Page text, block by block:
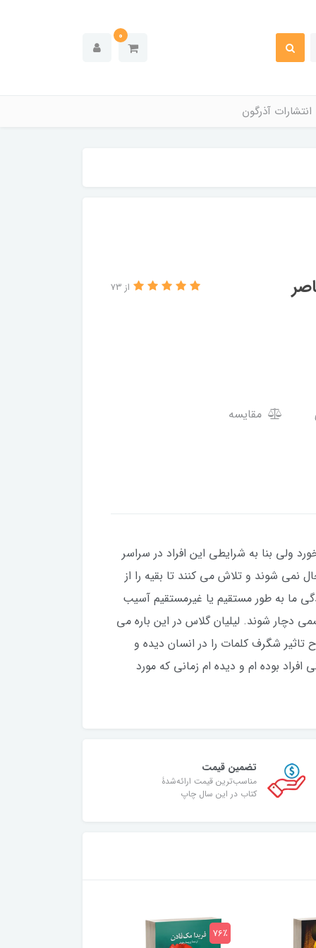
0
انتشارات آذرگون
از 73
مقایسه
ولی بنا به شرایطی این افراد در سراسر
نمی شوند و تلاش می کنند تا بقیه را از
ما به طور مستقیم یا غیرمستقیم آسیب
دچار شوند. لیلیان گلاس در این باره می
تاثير شگرف کلمات را در انسان دیده و
بوده ام و ديده ام زمانی که مورد
تضمین قیمت
مناسب‌ترین قیمت ارائه‌شدۀ
کتاب در این سال چاپ
76٪